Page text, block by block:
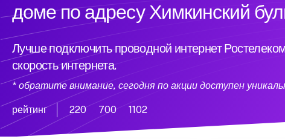
доме по адресу Химкинский
Лучше подключить проводной интернет
скорость интернета.
* обратите внимание, сегодня по акции доступен
рейтинг 220 700 1102